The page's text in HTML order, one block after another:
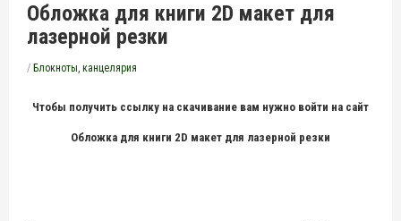
Обложка для книги 2D макет для
лазерной резки
/ Блокноты, канцелярия
Чтобы получить ссылку на скачивание вам нужно войти на сайт
Обложка для книги 2D макет для лазерной резки